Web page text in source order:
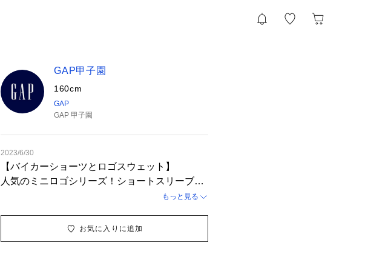
GAP甲子園
160cm
GAP
GAP 甲子園
2023/6/30
【バイカーショーツとロゴスウェット】
人気のミニロゴシリーズ！ショートスリーブの
スウェットが入荷です！ 裾はドローストリング
バイカーショーツに大きめのトップスを合わせ
て王道スポーティコーデです★
もっと見る
お気に入りに追加